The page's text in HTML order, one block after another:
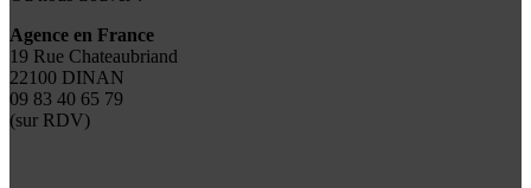
Agence en France
19 Rue Chateaubriand
22100 DINAN
09 83 40 65 79
(sur RDV)